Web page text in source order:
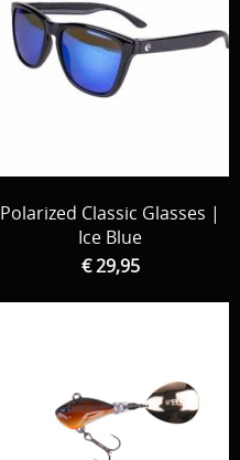
Polarized Classic Glasses |
Ice Blue
€ 29,95